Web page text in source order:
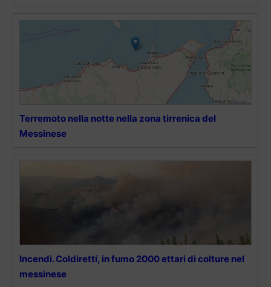
Terremoto nella notte nella zona tirrenica del
Messinese
Incendi. Coldiretti, in fumo 2000 ettari di colture nel
messinese